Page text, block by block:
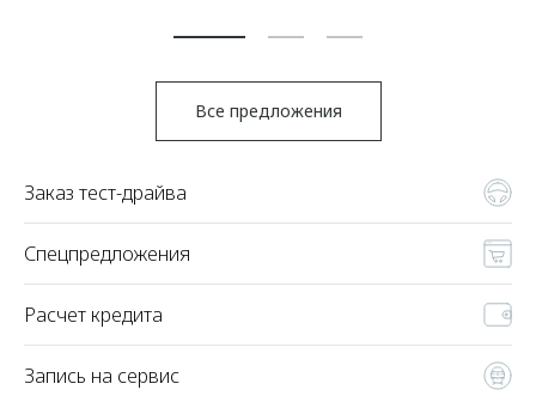
Все предложения
Заказ тест-драйва
Спецпредложения
Расчет кредита
Запись на сервис